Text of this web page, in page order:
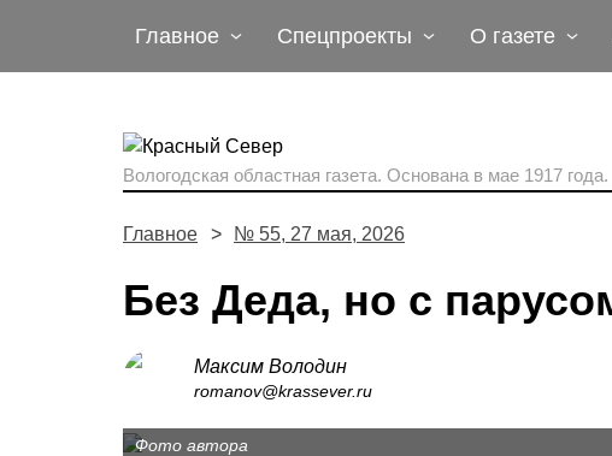
Главное Спецпроекты О газете
Вологодская областная газета. Основана в мае 1917 года.
Главное № 55, 27 мая, 2026
Без Деда, но с
Максим Володин
romanov@krassever.ru
Фото автора